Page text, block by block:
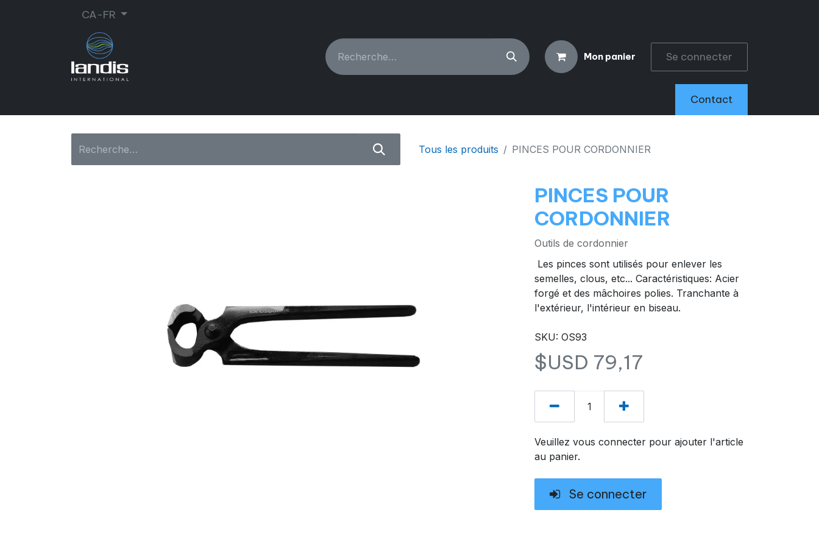
CA-FR
Mon panier Se connecter
Contact
Tous les produits PINCES POUR CORDONNIER
PINCES POUR
CORDONNIER
Outils de cordonnier
Les pinces sont utilisés pour enlever les
semelles, clous, etc... Caractéristiques: Acier
forgé et des mâchoires polies. Tranchante à
l'extérieur, l'intérieur en biseau.
SKU: OS93
$USD 79,17
Veuillez vous connecter pour ajouter l'article
au panier.
Se connecter